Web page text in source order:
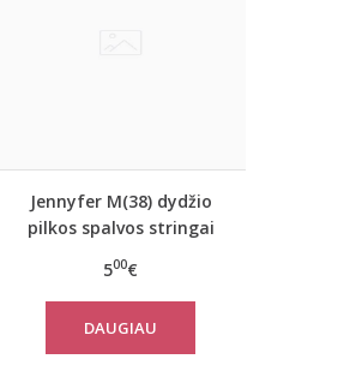
Jennyfer M(38) dydžio
pilkos spalvos stringai
500€
DAUGIAU